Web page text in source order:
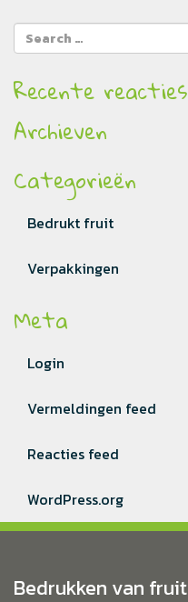
Recente reacties
Archieven
Categorieën
Bedrukt fruit
Verpakkingen
Meta
Login
Vermeldingen feed
Reacties feed
WordPress.org
Bedrukken van fruit